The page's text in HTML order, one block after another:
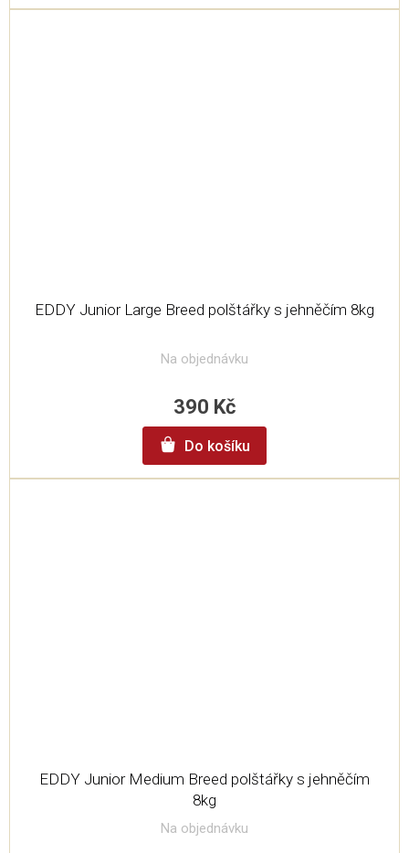
EDDY Junior Large Breed polštářky s jehněčím 8kg
Na objednávku
390 Kč
Do košíku
EDDY Junior Medium Breed polštářky s jehněčím
8kg
Na objednávku